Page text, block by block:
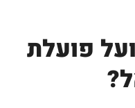
פועלת